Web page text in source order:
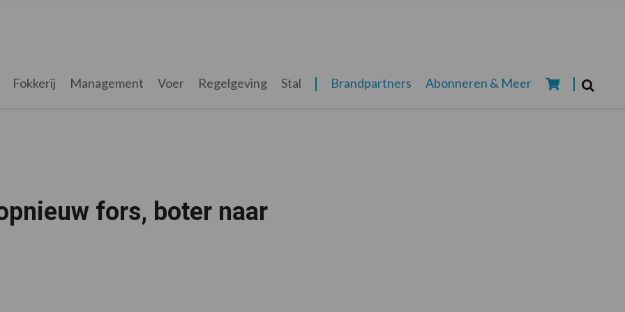
Fokkerij Management Voer Regelgeving Stal Brandpartners Abonneren & Meer
fors, boter naar